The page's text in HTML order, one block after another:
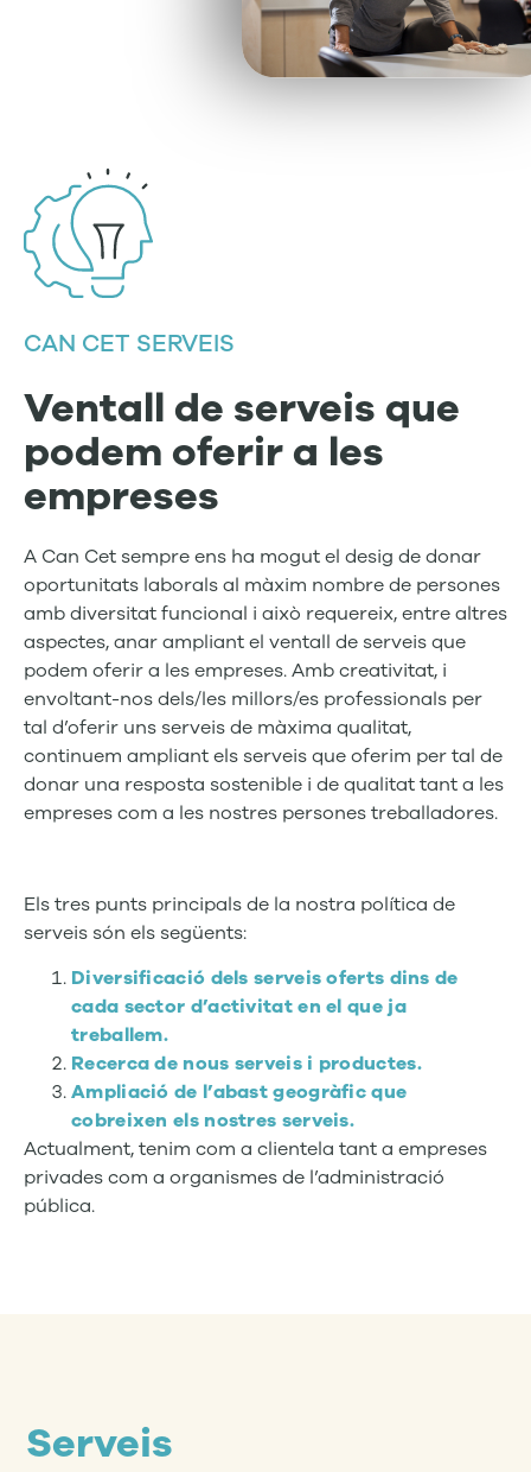
CAN CET SERVEIS
Ventall de serveis que
podem oferir a les
empreses
A Can Cet sempre ens ha mogut el desig de donar
oportunitats laborals al màxim nombre de persones
amb diversitat funcional i això requereix, entre altres
aspectes, anar ampliant el ventall de serveis que
podem oferir a les empreses. Amb creativitat, i
envoltant-nos dels/les millors/es professionals per
tal d’oferir uns serveis de màxima qualitat,
continuem ampliant els serveis que oferim per tal de
donar una resposta sostenible i de qualitat tant a les
empreses com a les nostres persones treballadores.
Els tres punts principals de la nostra política de
serveis són els següents:
Diversificació dels serveis oferts dins de
cada sector d’activitat en el que ja
treballem.
Recerca de nous serveis i productes.
Ampliació de l’abast geogràfic que
cobreixen els nostres serveis.
Actualment, tenim com a clientela tant a empreses
privades com a organismes de l’administració
pública.
Serveis